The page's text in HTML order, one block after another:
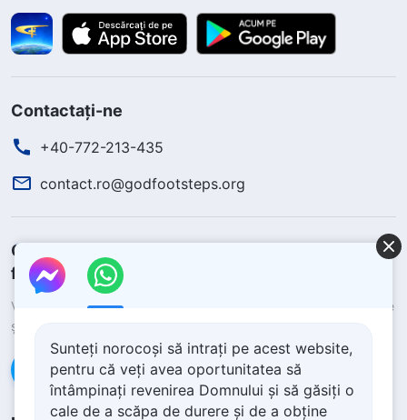
Contactați-ne
+40-772-213-435
contact.ro@godfootsteps.org
Cum să scapi de durere și să obții pacea și
fericirea?
Vrei să primești ajutor de la Dumnezeu pentru a scăpa de durere
și a obține pacea și fericirea?
Contactează-ne pe Messenger
Sunteți norocoși să intrați pe acest website,
pentru că veți avea oportunitatea să
întâmpinați revenirea Domnului și să găsiți o
cale de a scăpa de durere și de a obține